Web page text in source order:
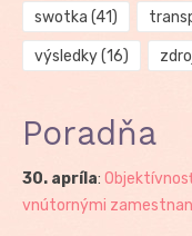
swotka (41)
výsledky(16)
Poradňa
30. apríla:
vnútornými